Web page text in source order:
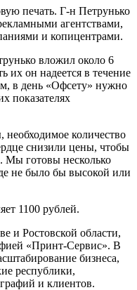
печать. Г-н Петрунько
агентствами,
и копицентрами.
вложил около 6
их он надеется в течение
в день «Офсету» нужно
показателях
количество
снизили цены, чтобы
Мы готовы несколько
не было бы высокой или
1100 рублей.
и Ростовской области,
«Принт-Сервис». В
бизнеса,
республики,
и клиентов.